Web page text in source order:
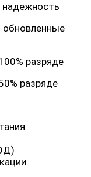
надежность
обновленные
разряде
разряде